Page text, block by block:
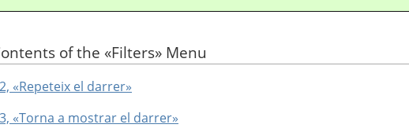
of the «Filters» Menu
«Repeteix el darrer»
«Torna a mostrar el darrer»